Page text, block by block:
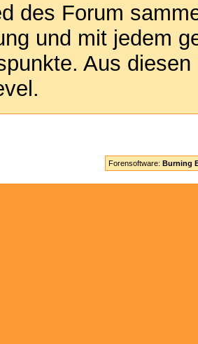
des Forum
und mit jedem
Aus
Forensoftware: Burning